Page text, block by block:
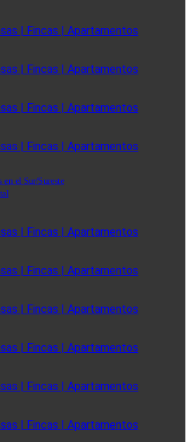
| Fincas | Apartamentos
| Fincas | Apartamentos
| Fincas | Apartamentos
| Fincas | Apartamentos
en el Sur/Sureste
| Fincas | Apartamentos
| Fincas | Apartamentos
| Fincas | Apartamentos
| Fincas | Apartamentos
| Fincas | Apartamentos
| Fincas | Apartamentos